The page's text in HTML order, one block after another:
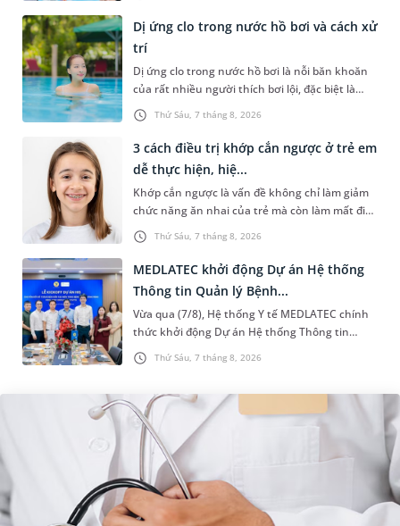
Thứ Sáu, 7 tháng 8, 2026
Dị ứng clo trong nước hồ bơi và cách xử
trí
Dị ứng clo trong nước hồ bơi là nỗi băn khoăn
của rất nhiều người thích bơi lội, đặc biệt là
những trường hợp thường xuyên bơi ở những
hồ bơi nhân tạo. Bài v...
Thứ Sáu, 7 tháng 8, 2026
3 cách điều trị khớp cắn ngược ở trẻ em
dễ thực hiện, hiệ...
Khớp cắn ngược là vấn đề không chỉ làm giảm
chức năng ăn nhai của trẻ mà còn làm mất đi
sự cân đối của khuôn mặt. Do đó, cần khắc
phục sớm tình trạng này để...
Thứ Sáu, 7 tháng 8, 2026
MEDLATEC khởi động Dự án Hệ thống
Thông tin Quản lý Bệnh...
Vừa qua (7/8), Hệ thống Y tế MEDLATEC chính
thức khởi động Dự án Hệ thống Thông tin
Quản lý Bệnh viện (HIS - Hospital Information
System) giai đoạn mới. Dự á...